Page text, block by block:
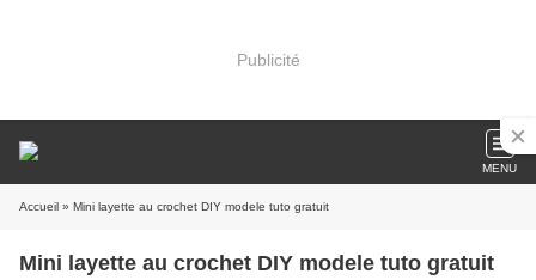
Publicité
MENU
Accueil » Mini layette au crochet DIY modele tuto gratuit
Mini layette au crochet DIY modele tuto gratuit